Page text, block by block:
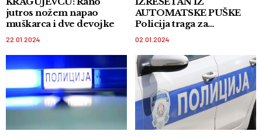
jutros nožem napao
muškarca i dve devojke
22.01.2024
AUTOMATSKE PUŠKE
Policija traga za
02.01.2024